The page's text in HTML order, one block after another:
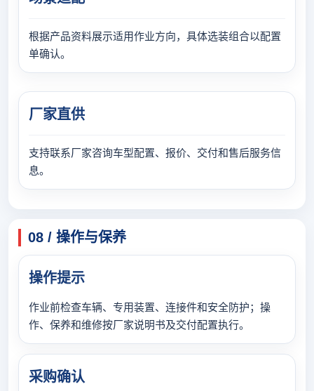
根据产品资料展示适用作业方向，具体选装组合以配置
单确认。
厂家直供
支持联系厂家咨询车型配置、报价、交付和售后服务信
息。
08 / 操作与保养
操作提示
作业前检查车辆、专用装置、连接件和安全防护；操
作、保养和维修按厂家说明书及交付配置执行。
采购确认